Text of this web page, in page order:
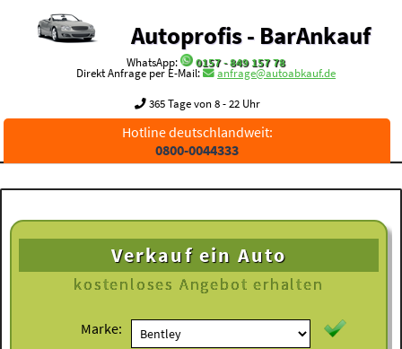
Autoprofis - BarAnkauf
WhatsApp:
0157 - 849 157 78
Direkt Anfrage per E-Mail:
anfrage@autoabkauf.de
365 Tage von 8 - 22 Uhr
Hotline deutschlandweit:
0800-0044333
Verkauf ein Auto
kostenloses Angebot erhalten
Marke: